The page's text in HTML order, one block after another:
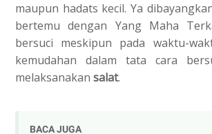
maupun hadats kecil. Ya
bertemu dengan Yang Maha
bersuci meskipun pada waktu-
kemudahan dalam tata cara
melaksanakan salat.
BACA JUGA